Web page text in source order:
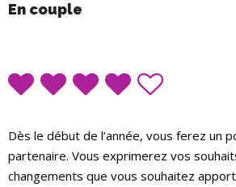
En couple
Dès le début de l’année, vous ferez un
partenaire. Vous exprimerez vos
changements que vous souhaitez